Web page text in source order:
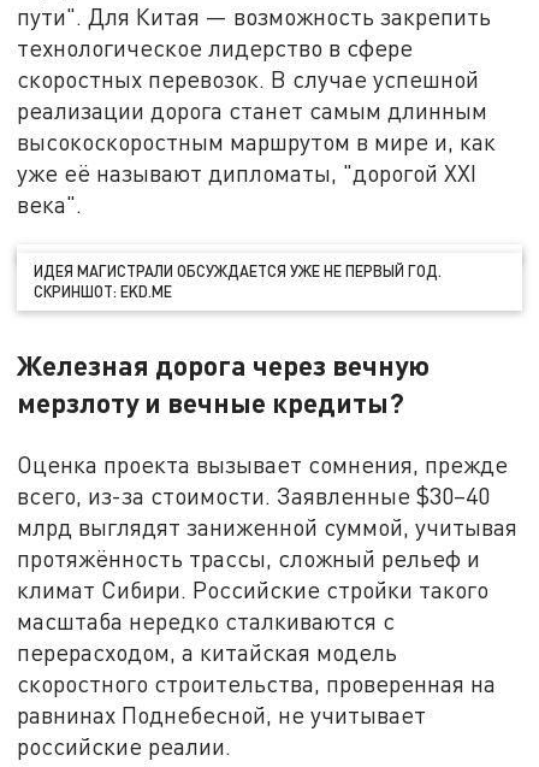
пути". Для Китая — возможность закрепить
технологическое лидерство в сфере
скоростных перевозок. В случае успешной
реализации дорога станет самым длинным
высокоскоростным маршрутом в мире и, как
уже её называют дипломаты, "дорогой XXI
века".
ИДЕЯ МАГИСТРАЛИ ОБСУЖДАЕТСЯ УЖЕ НЕ ПЕРВЫЙ ГОД.
СКРИНШОТ: EKD.ME
Железная дорога через вечную
мерзлоту и вечные кредиты?
Оценка проекта вызывает сомнения, прежде
всего, из-за стоимости. Заявленные $30–40
млрд выглядят заниженной суммой, учитывая
протяжённость трассы, сложный рельеф и
климат Сибири. Российские стройки такого
масштаба нередко сталкиваются с
перерасходом, а китайская модель
скоростного строительства, проверенная на
равнинах Поднебесной, не учитывает
российские реалии.